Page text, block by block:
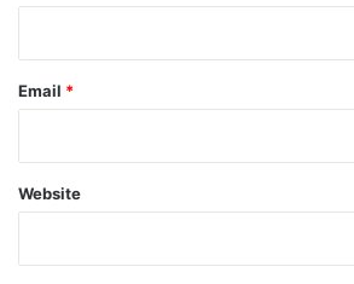
Email *
Website